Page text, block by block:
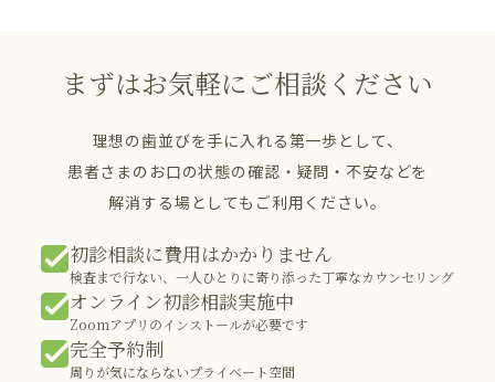
まずはお気軽にご相談ください
理想の歯並びを手に入れる第一歩として、
患者さまのお口の状態の確認・疑問・不安などを
解消する場としてもご利用ください。
初診相談に費用はかかりません
検査まで行ない、一人ひとりに寄り添った丁寧なカウンセリング
オンライン初診相談実施中
Zoomアプリのインストールが必要です
完全予約制
周りが気にならないプライベート空間